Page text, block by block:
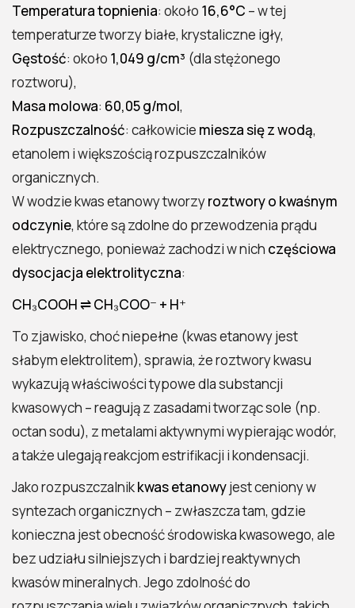
Temperatura topnienia: około 16,6°C – w tej
temperaturze tworzy białe, krystaliczne igły,
Gęstość: około 1,049 g/cm³ (dla stężonego
roztworu),
Masa molowa: 60,05 g/mol,
Rozpuszczalność: całkowicie miesza się z wodą,
etanolem i większością rozpuszczalników
organicznych.
W wodzie kwas etanowy tworzyroztwory o kwaśnym
odczynie, które są zdolne do przewodzenia prądu
elektrycznego, ponieważ zachodzi w nich częściowa
dysocjacja elektrolityczna:
CH₃COOH ⇌ CH₃COO⁻ + H⁺
To zjawisko, choć niepełne (kwas etanowy jest
słabym elektrolitem), sprawia, że roztwory kwasu
wykazują właściwości typowe dla substancji
kwasowych – reagują z zasadami tworząc sole (np.
octan sodu), z metalami aktywnymi wypierając wodór,
a także ulegają reakcjom estrifikacji i kondensacji.
Jako rozpuszczalnikkwas etanowyjest ceniony w
syntezach organicznych – zwłaszcza tam, gdzie
konieczna jest obecność środowiska kwasowego, ale
bez udziału silniejszych i bardziej reaktywnych
kwasów mineralnych. Jego zdolność do